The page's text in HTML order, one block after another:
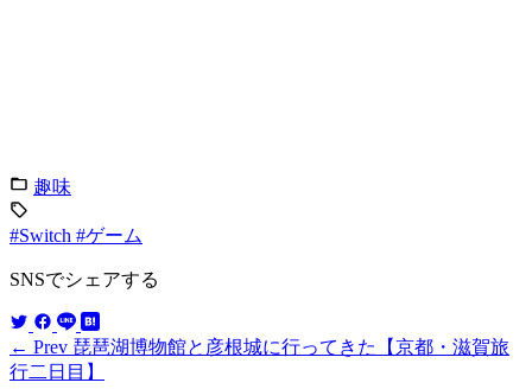
趣味
#Switch #ゲーム
SNSでシェアする
← Prev 琵琶湖博物館と彦根城に行ってきた【京都・滋賀旅
行二日目】